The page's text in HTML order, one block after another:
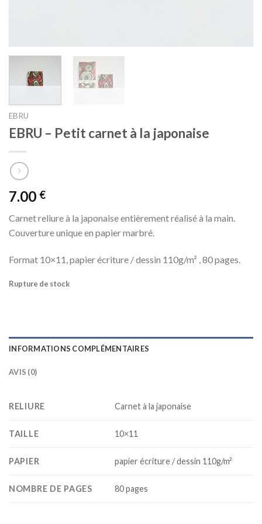
EBRU
EBRU – Petit carnet à la japonaise
7.00 €
Carnet reliure à la japonaise entièrement réalisé à la main.
Couverture unique en papier marbré.
Format 10×11, papier écriture / dessin 110g/m² , 80 pages.
Rupture de stock
INFORMATIONS COMPLÉMENTAIRES
AVIS (0)
RELIURE Carnet à la japonaise
TAILLE 10×11
PAPIER papier écriture / dessin 110g/m²
NOMBRE DE PAGES 80 pages